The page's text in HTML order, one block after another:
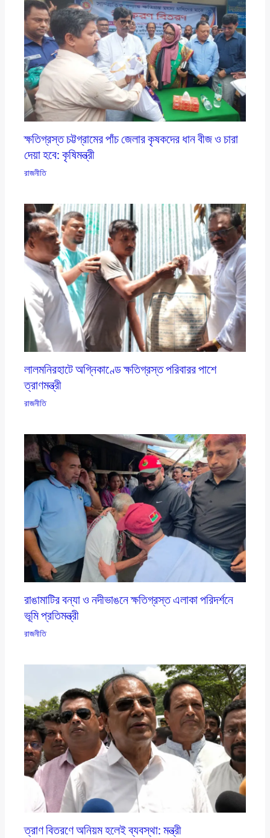
ক্ষতিগ্রস্ত চট্টগ্রামের পাঁচ জেলার কৃষকদের ধান বীজ ও চারা
দেয়া হবে: কৃষিমন্ত্রী
রাজনীতি
লালমনিরহাটে অগ্নিকাণ্ডে ক্ষতিগ্রস্ত পরিবারর পাশে
ত্রাণমন্ত্রী
রাজনীতি
রাঙামাটির বন্যা ও নদীভাঙনে ক্ষতিগ্রস্ত এলাকা পরিদর্শনে
ভূমি প্রতিমন্ত্রী
রাজনীতি
ত্রাণ বিতরণে অনিয়ম হলেই ব্যবস্থা: মন্ত্রী